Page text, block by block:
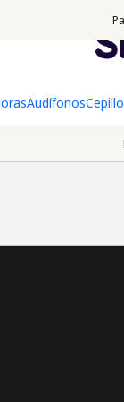
Audífonos